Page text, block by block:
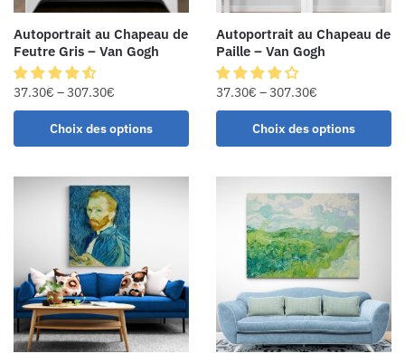
Autoportrait au Chapeau de
Feutre Gris – Van Gogh
37.30€ –307.30€
Choix des options
Autoportrait au Chapeau de
Paille – Van Gogh
37.30€ –307.30€
Choix des options